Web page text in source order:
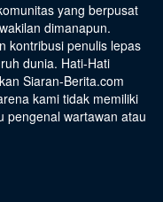
yang berpusat
dimanapun.
kontribusi penulis lepas
dunia. Hati-Hati
Siaran-Berita.com
kami tidak memiliki
pengenal wartawan atau